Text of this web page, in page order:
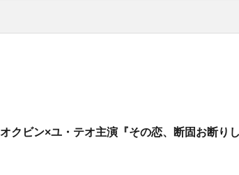
クビン×ユ・テオ主演『その恋、断固お断り